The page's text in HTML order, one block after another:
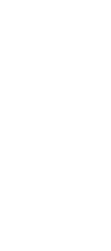
haben.
in
für
beantragen.
kann den
Sie dazu eine